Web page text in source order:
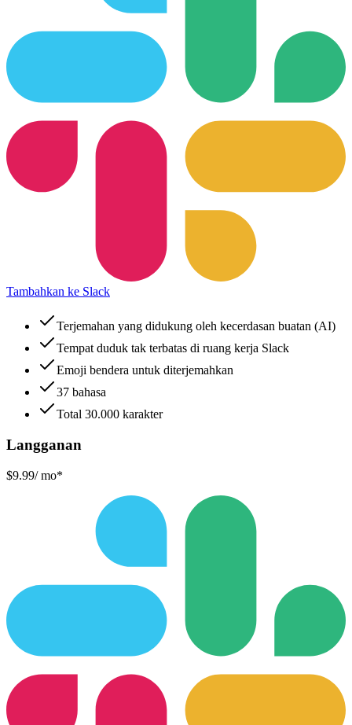
Tambahkan ke Slack
Terjemahan yang didukung oleh kecerdasan buatan (AI)
Tempat duduk tak terbatas di ruang kerja Slack
Emoji bendera untuk diterjemahkan
37 bahasa
Total 30.000 karakter
Langganan
$9.99/ mo*